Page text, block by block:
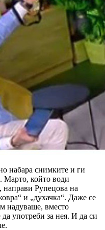
набара снимките и ги
Марто, който води
направи Рупецова на
и „духачка“. Даже се
надуваше, вместо
употреби за нея. И да си